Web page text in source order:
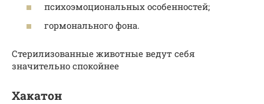
психоэмоциональных особенностей;
гормонального фона.
Стерилизованные животные ведут себя
значительно спокойнее
Хакатон